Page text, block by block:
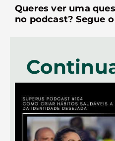
Queres ver uma
no podcast? Segue o